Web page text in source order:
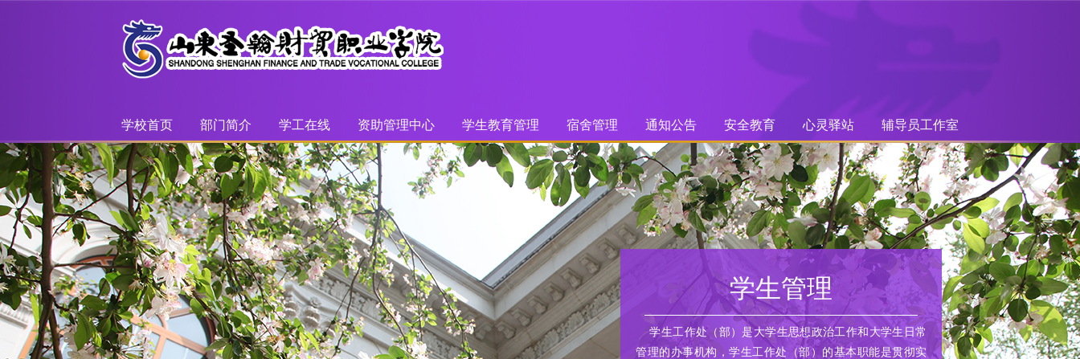
学校首页 部门简介 学工在线 资助管理中心 学生教育管理 宿舍管理 通知公告 安全教育 心灵驿站 辅导员工作室
学生管理
学生工作处（部）是大学生思想政治工作和大学生日常
管理的办事机构，学生工作处（部）的基本职能是贯彻实